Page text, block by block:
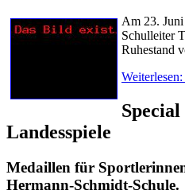
Am 23.
Schulleiter
Ruhestand
Landesspiele
Medaillen für
Hermann-Schmidt-Schule.